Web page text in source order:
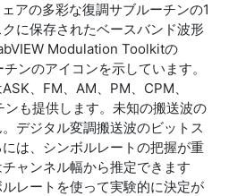
アの多彩な復調サブルーチンの1
に保存されたベースバンド波形
Modulation Toolkitの
ンのアイコンを示しています。
、FM、AM、PM、CPM、
も提供します。未知の搬送波の
デジタル変調搬送波のビットス
は、シンボルレートの把握が重
ャンネル幅から推定できます
レートを使って実験的に決定が